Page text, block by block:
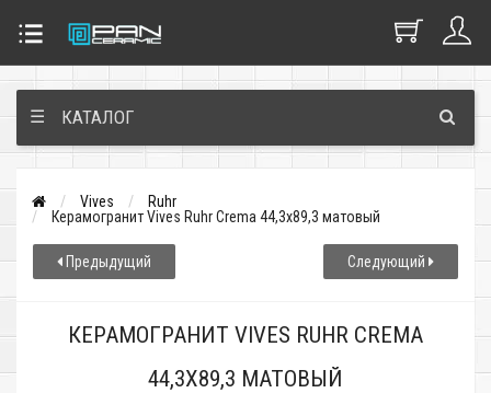
☰ КАТАЛОГ
Vives
Ruhr
Керамогранит Vives Ruhr Crema 44,3x89,3 матовый
Предыдущий Следующий
КЕРАМОГРАНИТ VIVES RUHR CREMA
44,3X89,3 МАТОВЫЙ